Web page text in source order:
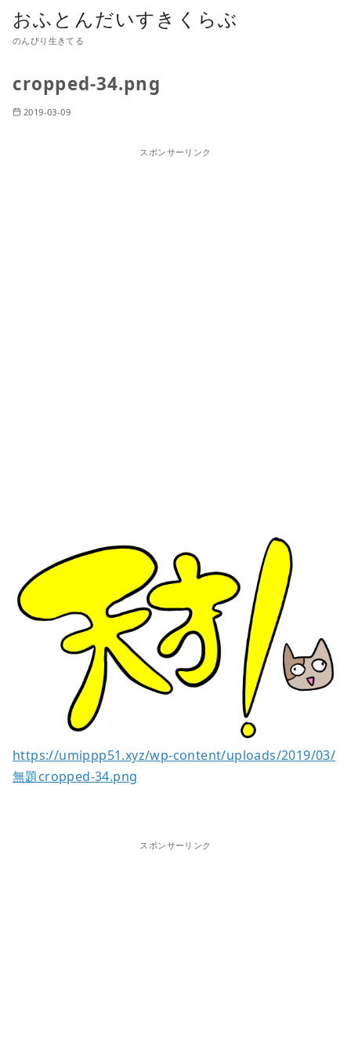
おふとんだいすきくらぶ
のんびり生きてる
cropped-34.png
2019-03-09
スポンサーリンク
https://umippp51.xyz/wp-content/uploads/2019/03/
無題cropped-34.png
スポンサーリンク